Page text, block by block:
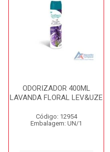
ODORIZADOR 400ML
LAVANDA FLORAL LEV&UZE
Código: 12954
Embalagem: UN/1